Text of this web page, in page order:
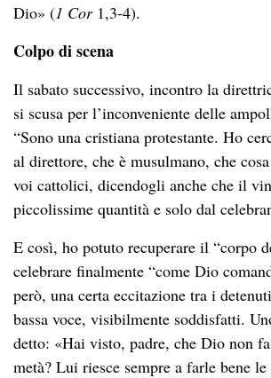
Dio» (1 Cor1,3-4).
Colpo di scena
Il sabato successivo, incontro la
si scusa per l’inconveniente delle
“Sono una cristiana protestante. Ho
al direttore, che è musulmano, che
voi cattolici, dicendogli anche che il
piccolissime quantità e solo dal
E così, ho potuto recuperare il “corpo
celebrare finalmente “come Dio
però, una certa eccitazione tra i
bassa voce, visibilmente soddisfatti.
detto: «Hai visto, padre, che Dio non
metà? Lui riesce sempre a farle bene